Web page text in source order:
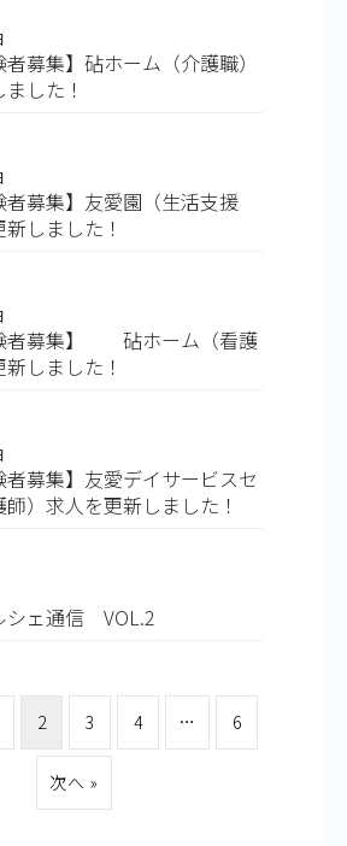
者募集】砧ホーム（介護職）
した！
者募集】友愛園（生活支援
しました！
者募集】 砧ホーム（看護
しました！
者募集】友愛デイサービスセ
）求人を更新しました！
シェ通信 VOL.2
2 3 4 … 6
次へ »